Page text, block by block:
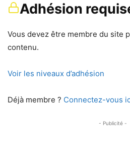
Adhésion
Vous devez être membre du site
contenu.
Voir les niveaux d’adhésion
Déjà membre ? Connectez-vous
- Publicité -